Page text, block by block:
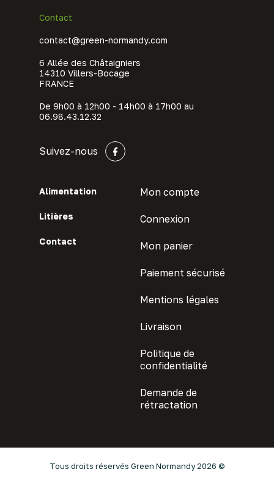
Contact
contact@green-normandy.com
6 Allée des Châtaigniers
14310 Villers-Bocage
FRANCE
De 9h00 à 12h00 - 14h00 à 17h00 au
06.98.43.12.32
Suivez-nous
Alimentation
Litières
Contact
Mon compte
Connexion
Mon panier
Paiement sécurisé
Mentions légales
Livraison
Politique de
confidentialité
Demande de
rétractation
Tous droits réservés Green Normandy 2026 ©